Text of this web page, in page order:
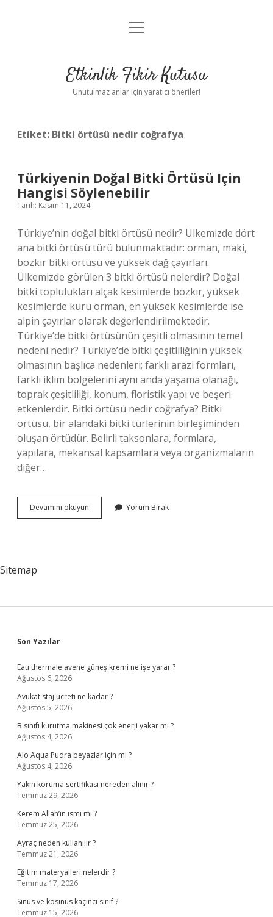
Anasayfa
Yasal Uyarı
menüyü
Etkinlik Fikir Kutusu
Unutulmaz anlar için yaratıcı öneriler!
Etiket: Bitki örtüsü nedir coğrafya
Türkiyenin Doğal Bitki Örtüsü Için
Hangisi Söylenebilir
Tarih: Kasım 11, 2024
Türkiye’nin doğal bitki örtüsü nedir? Ülkemizde dört
ana bitki örtüsü türü bulunmaktadır: orman, maki,
bozkır bitki örtüsü ve yüksek dağ çayırları.
Ülkemizde görülen 3 bitki örtüsü nelerdir? Doğal
bitki toplulukları alçak kesimlerde bozkır, yüksek
kesimlerde kuru orman, en yüksek kesimlerde ise
alpin çayırlar olarak değerlendirilmektedir.
Türkiye’de bitki örtüsünün çeşitli olmasının temel
nedeni nedir? Türkiye’de bitki çeşitliliğinin yüksek
olmasının başlıca nedenleri; farklı arazi formları,
farklı iklim bölgelerini aynı anda yaşama olanağı,
toprak çeşitliliği, konum, floristik yapı ve beşeri
etkenlerdir. Bitki örtüsü nedir coğrafya? Bitki
örtüsü, bir alandaki bitki türlerinin birleşiminden
oluşan örtüdür. Belirli taksonlara, formlara,
yapılara, mekansal kapsamlara veya organizmaların
diğer…
Devamını okuyun Türkiyenin
Doğal
Yorum Bırak
Sitemap
Sidebar
Son Yazılar
Eau thermale avene güneş kremi ne işe yarar ?
Ağustos 6, 2026
Avukat staj ücreti ne kadar ?
Ağustos 5, 2026
B sınıfı kurutma makinesi çok enerji yakar mı ?
Ağustos 4, 2026
Alo Aqua Pudra beyazlar için mi ?
Ağustos 4, 2026
Yakın koruma sertifikası nereden alınır ?
Temmuz 29, 2026
Kerem Allah’ın ismi mi ?
Temmuz 25, 2026
Ayraç neden kullanılır ?
Temmuz 21, 2026
Eğitim materyalleri nelerdir ?
Temmuz 17, 2026
Sinüs ve kosinüs kaçıncı sınıf ?
Temmuz 15, 2026